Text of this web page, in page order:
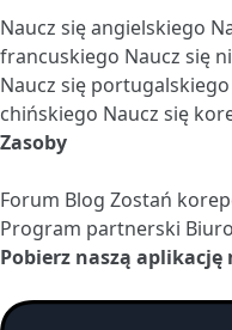
Naucz się angielskiego
francuskiego Naucz się
Naucz się portugalskiego
chińskiego Naucz się
Zasoby
Forum Blog Zostań
Program partnerski
Pobierz naszą aplikację